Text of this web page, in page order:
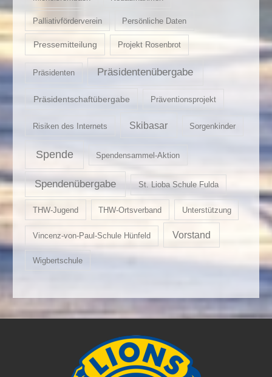
Palliativförderverein Persönliche Daten
Pressemitteilung Projekt Rosenbrot
Präsidenten Präsidentenübergabe
Präsidentschaftübergabe Präventionsprojekt
Risiken des Internets Skibasar Sorgenkinder
Spende Spendensammel-Aktion
Spendenübergabe St. Lioba Schule Fulda
THW-Jugend THW-Ortsverband Unterstützung
Vincenz-von-Paul-Schule Hünfeld Vorstand
Wigbertschule